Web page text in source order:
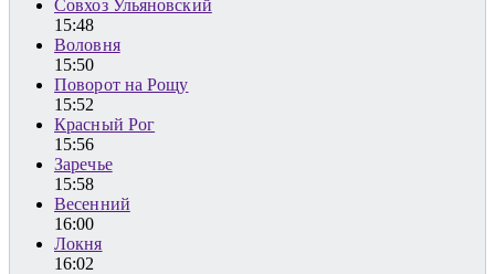
Совхоз Ульяновский
15:48
Воловня
15:50
Поворот на Рощу
15:52
Красный Рог
15:56
Заречье
15:58
Весенний
16:00
Локня
16:02